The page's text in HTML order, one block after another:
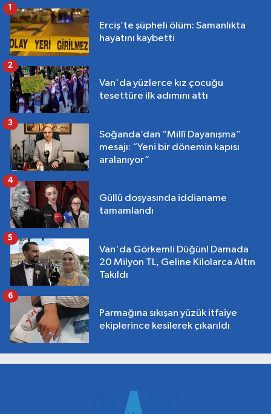
Erciş’te şüpheli ölüm: Samanlıkta
hayatını kaybetti
Van'da yüzlerce kız çocuğu
tesettüre ilk adımını attı
2
Soğanda’dan “Millî Dayanışma”
mesajı: “Yeni bir dönemin kapısı
aralanıyor”
3
Güllü dosyasında iddianame
tamamlandı
4
Van'da Görkemli Düğün! Damada
20 Milyon TL, Geline Kilolarca Altın
Takıldı
5
Parmağına sıkışan yüzük itfaiye
ekiplerince kesilerek çıkarıldı
6